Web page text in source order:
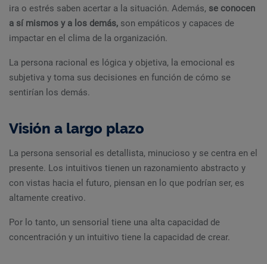
ira o estrés saben acertar a la situación. Además, se conocen
a sí mismos y a los demás, son empáticos y capaces de
impactar en el clima de la organización.
La persona racional es lógica y objetiva, la emocional es
subjetiva y toma sus decisiones en función de cómo se
sentirían los demás.
Visión a largo plazo
La persona sensorial es detallista, minucioso y se centra en el
presente. Los intuitivos tienen un razonamiento abstracto y
con vistas hacia el futuro, piensan en lo que podrían ser, es
altamente creativo.
Por lo tanto, un sensorial tiene una alta capacidad de
concentración y un intuitivo tiene la capacidad de crear.